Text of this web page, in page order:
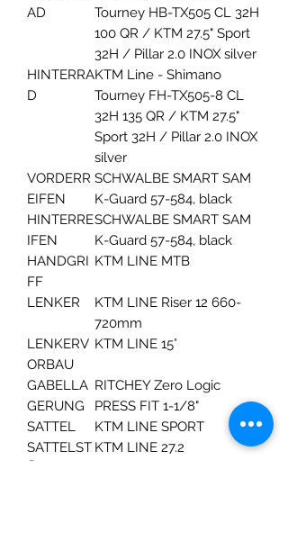
AD
Tourney HB-TX505 CL 32H
100 QR / KTM 27.5" Sport
32H / Pillar 2.0 INOX silver
HINTERRA
D
KTM Line - Shimano
Tourney FH-TX505-8 CL
32H 135 QR / KTM 27.5"
Sport 32H / Pillar 2.0 INOX
silver
VORDERR
EIFEN
SCHWALBE SMART SAM
K-Guard 57-584, black
HINTERRE
IFEN
SCHWALBE SMART SAM
K-Guard 57-584, black
HANDGRI
FF
KTM LINE MTB
LENKER
KTM LINE Riser 12 660-
720mm
LENKERV
ORBAU
KTM LINE 15°
GABELLA
GERUNG
RITCHEY Zero Logic
PRESS FIT 1-1/8"
SATTEL
KTM LINE SPORT
SATTELST KTM LINE 27.2